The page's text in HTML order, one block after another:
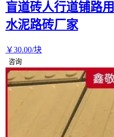
盲道砖人行道铺路
水泥路砖厂家
￥30.00/块
咨询